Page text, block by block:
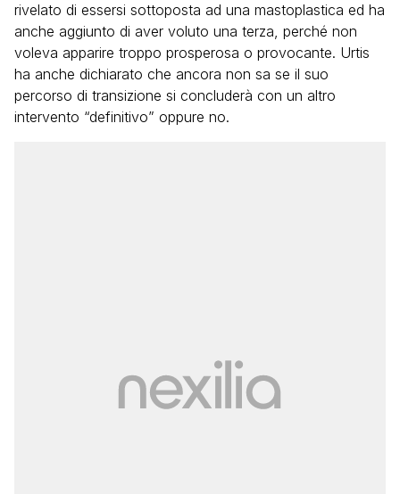
rivelato di essersi sottoposta ad una mastoplastica ed ha
anche aggiunto di aver voluto una terza, perché non
voleva apparire troppo prosperosa o provocante. Urtis
ha anche dichiarato che ancora non sa se il suo
percorso di transizione si concluderà con un altro
intervento “definitivo” oppure no.